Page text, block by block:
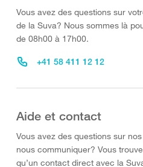
Vous avez des questions sur
de la Suva? Nous sommes là
de 08h00 à 17h00.
+41 58 411 12 12
Aide et contact
Vous avez des questions sur
nous communiquer? Vous
qu’un contact direct avec la